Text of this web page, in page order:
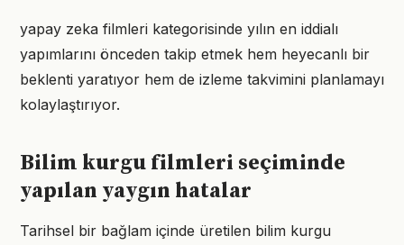
yapay zeka filmleri kategorisinde yılın en iddialı
yapımlarını önceden takip etmek hem heyecanlı bir
beklenti yaratıyor hem de izleme takvimini planlamayı
kolaylaştırıyor.
Bilim kurgu filmleri seçiminde
yapılan yaygın hatalar
Tarihsel bir bağlam içinde üretilen bilim kurgu